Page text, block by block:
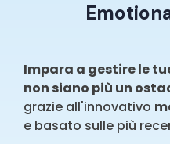
Impara a gestire le
non siano più un
grazie all'innovativo
e basato sulle più